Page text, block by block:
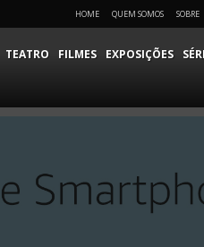
HOME QUEM SOMOS SOBRE
TEATRO FILMES EXPOSIÇÕES